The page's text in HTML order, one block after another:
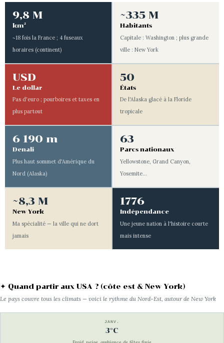
9,8 M
km²
~18 fois la France ; 4 fuseaux
horaires (continent)
~335 M
Habitants
Capitale : Washington ; plus grande
ville : New York
USD
Le dollar
Pas d'euro ; pourboires et taxes en
plus partout
50
États
De l'Alaska glacé à la Floride
tropicale
6 190 m
Denali
Plus haut sommet d'Amérique du
Nord (Alaska)
63
Parcs nationaux
Yellowstone, Grand Canyon,
Yosemite…
~8,3 M
New York
Ma spécialité — la ville qui ne dort
jamais
1776
Indépendance
Une jeune nation à l'histoire courte
mais intense
✦ Quand partir aux USA ? (côte est & New York)
Le pays couvre tous les climats — voici le rythme du Nord-Est, autour de New York
JANV.
3°C